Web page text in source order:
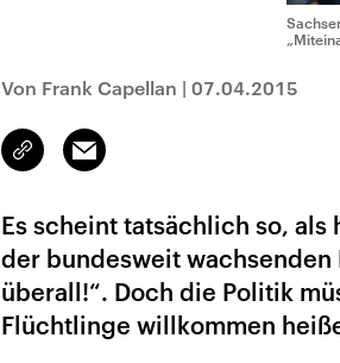
Von Frank Capellan | 07.04.2015
Link
kopieren/teilen
Email
Es scheint tatsächlich so,
der bundesweit
überall!“. Doch die Politik
Flüchtlinge willkommen